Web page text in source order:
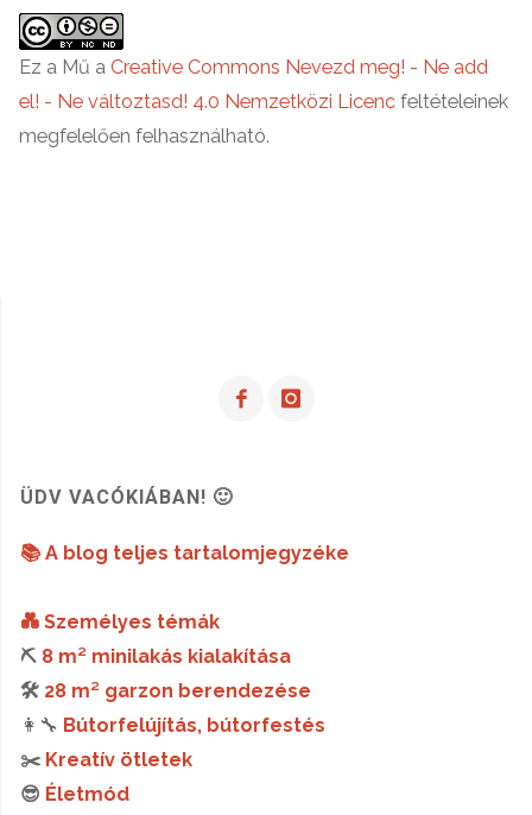
Ez a Mű a Creative Commons Nevezd meg! - Ne add
el! - Ne változtasd! 4.0 Nemzetközi Licenc feltételeinek
megfelelően felhasználható.
ÜDV VACÓKIÁBAN! 🙂
📚 A blog teljes tartalomjegyzéke
💑 Személyes témák
⛏️ 8 m² minilakás kialakítása
🛠️ 28 m² garzon berendezése
👩‍🔧 Bútorfelújítás, bútorfestés
✂️ Kreatív ötletek
😎 Életmód